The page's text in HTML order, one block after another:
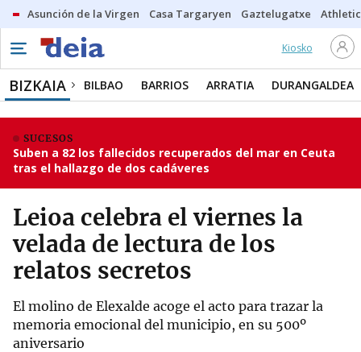
Asunción de la Virgen Casa Targaryen Gaztelugatxe Athletic
Kiosko
BIZKAIA BILBAO BARRIOS ARRATIA DURANGALDEA
SUCESOS
Suben a 82 los fallecidos recuperados del mar en Ceuta
tras el hallazgo de dos cadáveres
Leioa celebra el viernes la
velada de lectura de los
relatos secretos
El molino de Elexalde acoge el acto para trazar la
memoria emocional del municipio, en su 500º
aniversario